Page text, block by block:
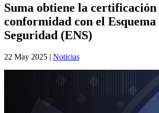
Suma obtiene la certificación
conformidad con el
Seguridad (ENS)
22 May 2025 | Noticias